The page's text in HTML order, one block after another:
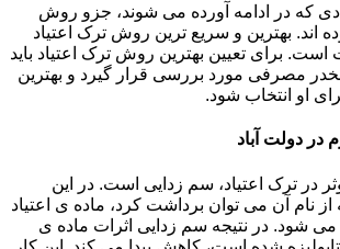
که در ادامه آورده می شوند، جزو روش
اند. بهترین و سریع ترین روش ترک اعتیاد
برای تعیین بهترین روش ترک اعتیاد باید
مصرفی مورد بررسی قرار گیرد و بهترین
او انتخاب شود.
در دولت آباد
در ترک اعتیاد، سم زدایی است. در این
نام آن می توان برداشت کرد، ماده ی اعتیاد
می شود. در نتیجه سم زدایی اثرات ماده ی